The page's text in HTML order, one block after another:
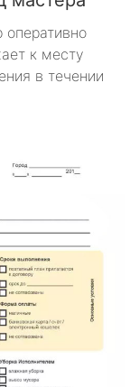
оперативно
к месту
в течении